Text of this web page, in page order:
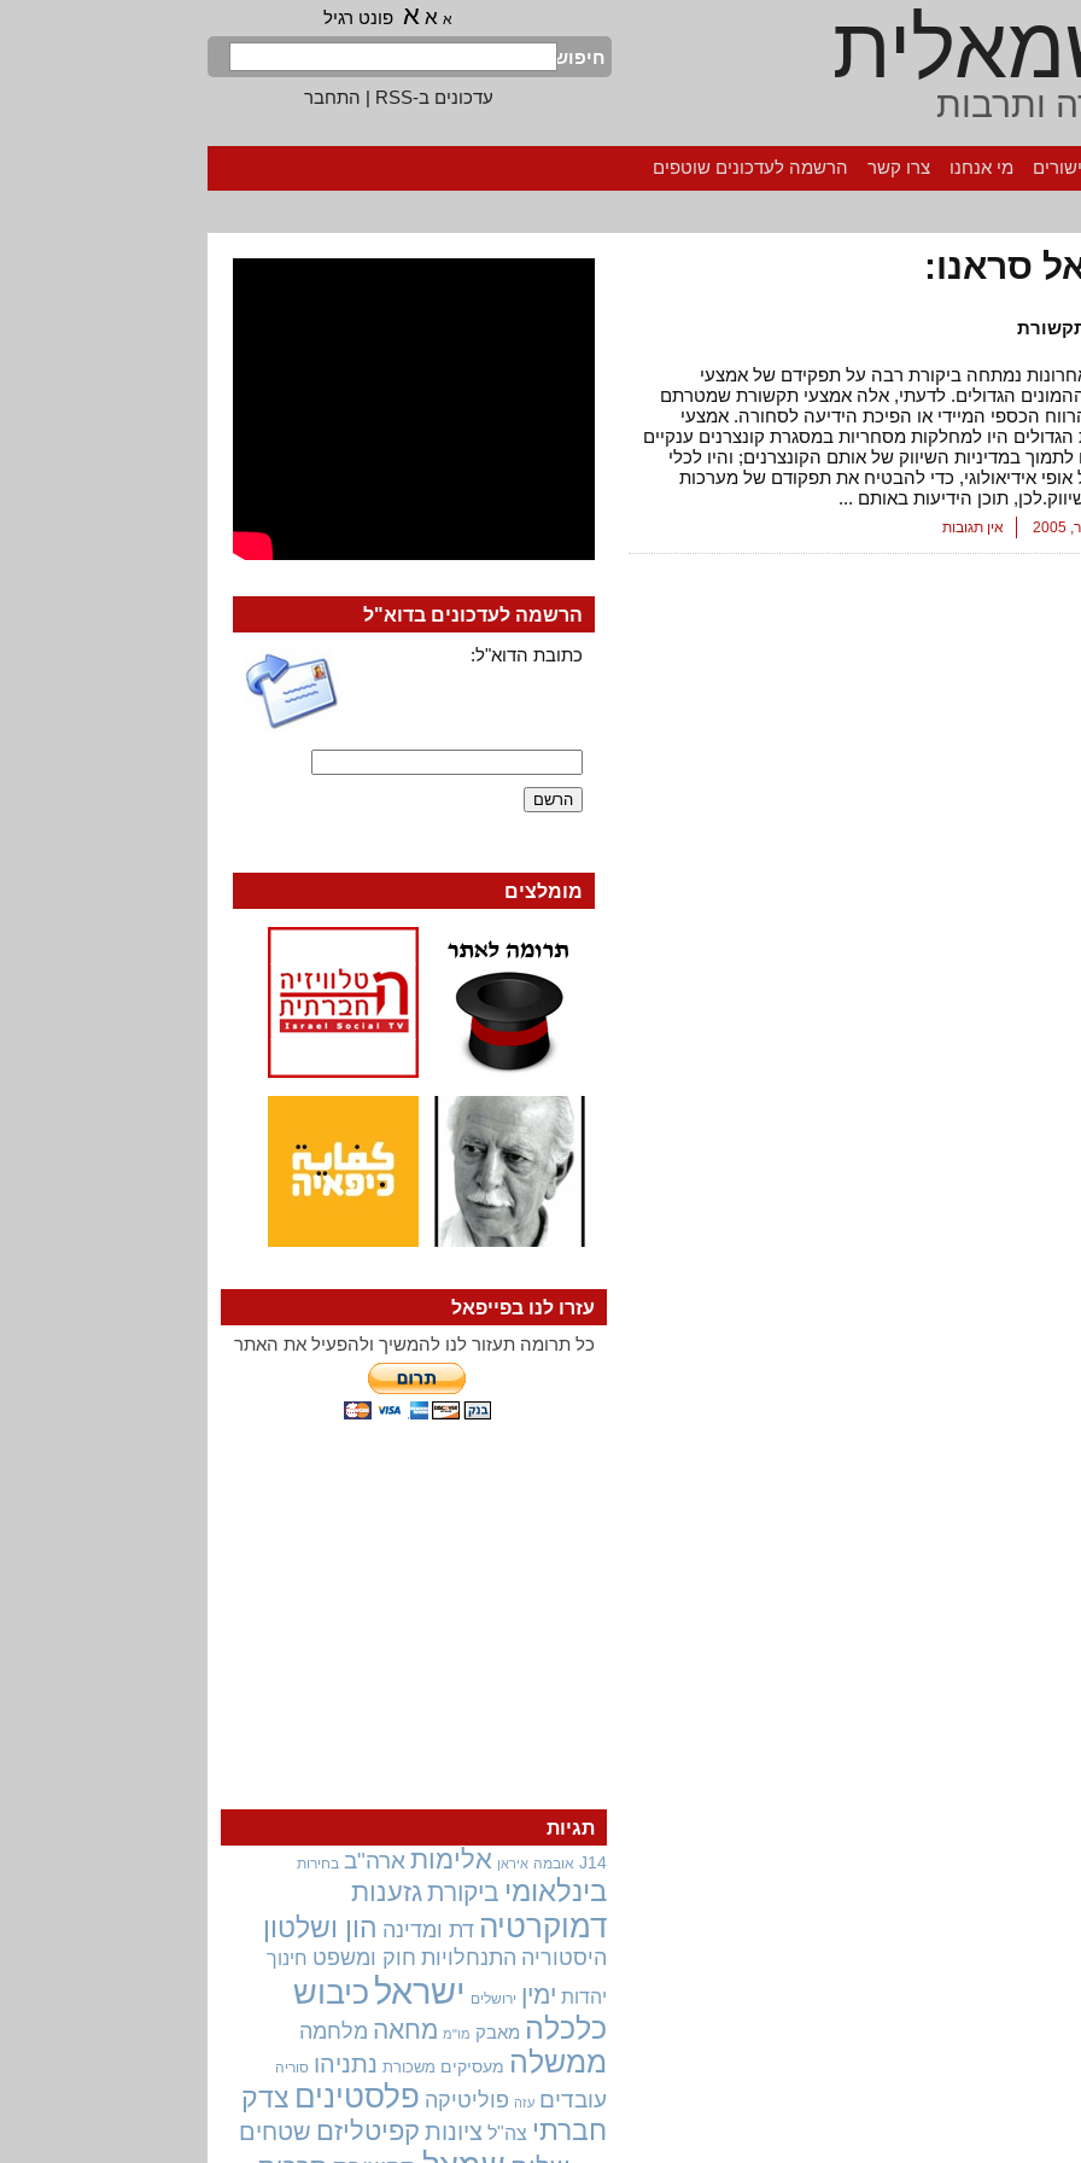
ותרבות
א א א פונט רגיל
חיפוש
עדכונים ב-RSS
| התחבר
מי אנחנו צרו קשר הרשמה לעדכונים שוטפים
סראנו:
נמתחה ביקורת רבה על תפקידם של אמצעי
הגדולים. לדעתי, אלה אמצעי תקשורת שמטרתם
הכספי המיידי או הפיכת הידיעה לסחורה. אמצעי
היו למחלקות מסחריות במסגרת קונצרנים ענקיים
במדיניות השיווק של אותם הקונצרנים; והיו לכלי
אופי אידיאולוגי, כדי להבטיח את תפקודם של מערכות
תוכן הידיעות באותם ...
אין תגובות
הרשמה לעדכונים בדוא"ל
כתובת הדוא"ל:
מומלצים
עזרו לנו בפייפאל
כל תרומה תעזור לנו להמשיך ולהפעיל את האתר
תגיות
J14 אובמה איראן אלימות ארה"ב בחירות
בינלאומי ביקורתגזענות
דמוקרטיה דת ומדינה הון ושלטון
היסטוריה התנחלויות חוק ומשפט חינוך
יהדות ימין ירושלים ישראל כיבוש
כלכלה מאבק מו"מ מחאה מלחמה
ממשלה מעסיקים משכורת נתניהו סוריה
עובדים עזה פוליטיקה פלסטינים צדק
חברתי צה"ל ציונות קפיטליזם שטחים